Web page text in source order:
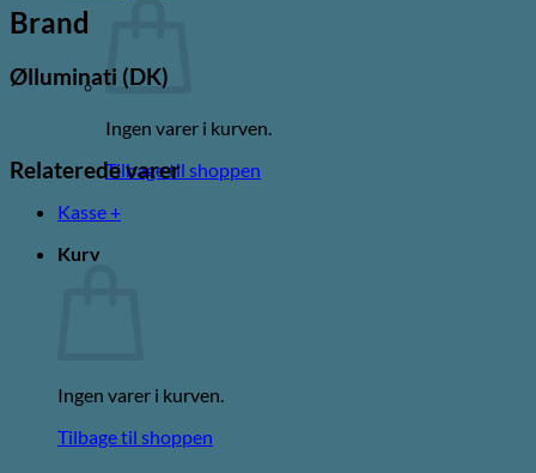
Ingen varer i kurven.
Tilbage til shoppen
Kasse +
Kurv
Ingen varer i kurven.
Tilbage til shoppen
Brand
Ølluminati (DK)
Relaterede varer